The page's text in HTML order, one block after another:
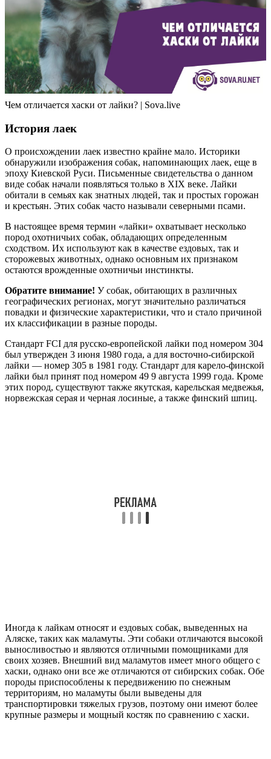
Чем отличается хаски от лайки? | Sova.live
История лаек
О происхождении лаек известно крайне мало. Историки
обнаружили изображения собак, напоминающих лаек, еще в
эпоху Киевской Руси. Письменные свидетельства о данном
виде собак начали появляться только в XIX веке. Лайки
обитали в семьях как знатных людей, так и простых горожан
и крестьян. Этих собак часто называли северными псами.
В настоящее время термин «лайки» охватывает несколько
пород охотничьих собак, обладающих определенным
сходством. Их используют как в качестве ездовых, так и
сторожевых животных, однако основным их признаком
остаются врожденные охотничьи инстинкты.
Обратите внимание! У собак, обитающих в различных
географических регионах, могут значительно различаться
повадки и физические характеристики, что и стало причиной
их классификации в разные породы.
Стандарт FCI для русско-европейской лайки под номером 304
был утвержден 3 июня 1980 года, а для восточно-сибирской
лайки — номер 305 в 1981 году. Стандарт для карело-финской
лайки был принят под номером 49 9 августа 1999 года. Кроме
этих пород, существуют также якутская, карельская медвежья,
норвежская серая и черная лосиные, а также финский шпиц.
Иногда к лайкам относят и ездовых собак, выведенных на
Аляске, таких как маламуты. Эти собаки отличаются высокой
выносливостью и являются отличными помощниками для
своих хозяев. Внешний вид маламутов имеет много общего с
хаски, однако они все же отличаются от сибирских собак. Обе
породы приспособлены к передвижению по снежным
территориям, но маламуты были выведены для
транспортировки тяжелых грузов, поэтому они имеют более
крупные размеры и мощный костяк по сравнению с хаски.